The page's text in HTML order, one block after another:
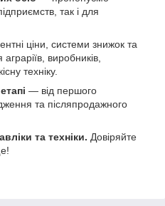
так і для
ціни, системи знижок та
виробників,
техніку.
— від першого
та післяпродажного
та техніки. Довіряйте